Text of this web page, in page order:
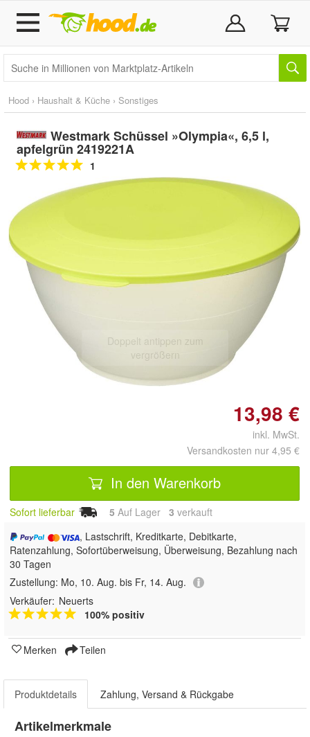
Hood › Haushalt & Küche › Sonstiges
Westmark Schüssel »Olympia«, 6,5 l,
apfelgrün 2419221A
1
Doppelt antippen zum
vergrößern
13,98 €
inkl. MwSt.
Versandkosten nur 4,95 €
In den Warenkorb
Sofort lieferbar 5 Auf Lager 3 verkauft
, Lastschrift, Kreditkarte, Debitkarte,
Ratenzahlung, Sofortüberweisung, Überweisung, Bezahlung nach
30 Tagen
Zustellung: Mo, 10. Aug. bis Fr, 14. Aug.
Verkäufer: Neuerts
100% positiv
Merken Teilen
Produktdetails Zahlung, Versand & Rückgabe
Artikelmerkmale